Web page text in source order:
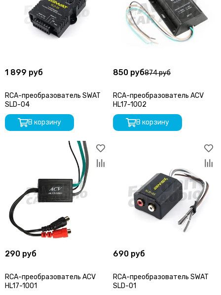
1 899 руб
RCA-преобразователь SWAT
SLD-04
В корзину
850 руб874 руб
RCA-преобразователь ACV
HL17-1002
В корзину
290 руб
RCA-преобразователь ACV
HL17-1001
690 руб
RCA-преобразователь SWAT
SLD-01